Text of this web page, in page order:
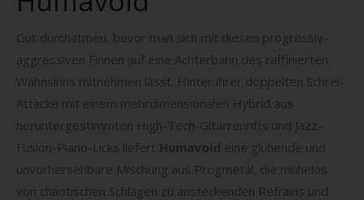
Gut durchatmen, bevor man sich mit diesen progressiv-
aggressiven Finnen auf eine Achterbahn des raffinierten
Wahnsinns mitnehmen lässt. Hinter ihrer doppelten Schrei-
Attacke mit einem mehrdimensionalen Hybrid aus
heruntergestimmten High-Tech-Gitarrenriffs und Jazz-
Fusion-Piano-Licks liefert Humavoid eine glühende und
unvorhersehbare Mischung aus Progmetal, die mühelos
von chaotischen Schlägen zu ansteckenden Refrains und